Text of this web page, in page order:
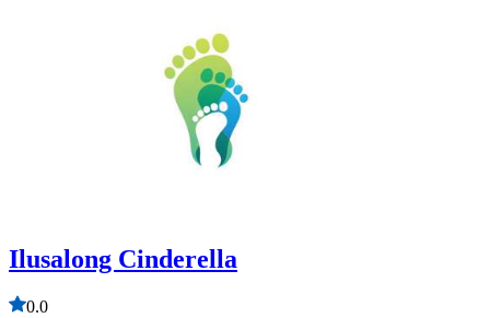
Ilusalong Cinderella
0.0